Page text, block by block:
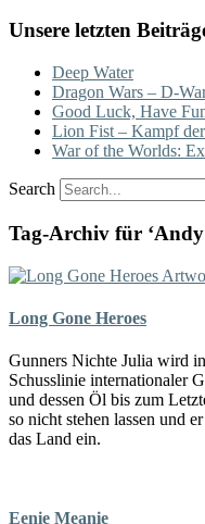
Unsere letzten
Deep Water
Dragon Wars – D-
Good Luck, Have
Lion Fist – Kampf
War of the Worlds:
Search
Tag-Archiv für ‘Andy
Long Gone Heroes
Gunners Nichte Julia wird
Schusslinie internationaler
und dessen Öl bis zum
so nicht stehen lassen und
das Land ein.
Eenie Meanie